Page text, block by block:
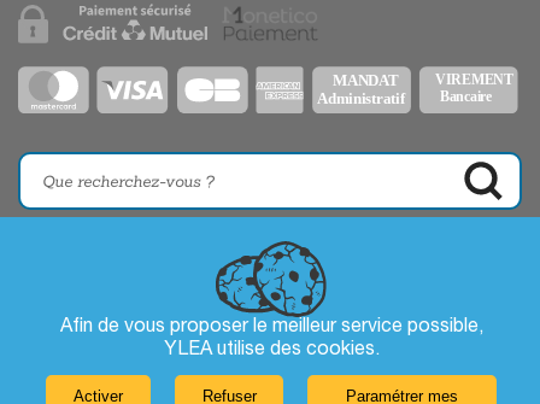
Afin de vous proposer le meilleur service possible,
YLEA utilise des cookies.
Activer Refuser Paramétrer mes